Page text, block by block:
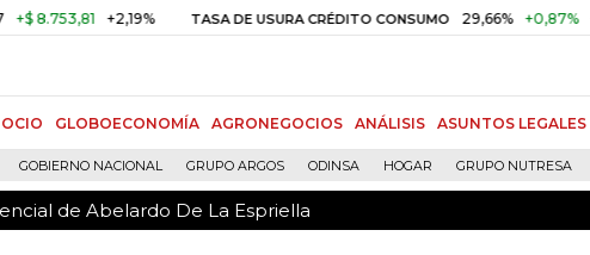
+2,19% TASA DE USURA CRÉDITO CONSUMO 29,66% +0,87% +3,02%
OCIO GLOBOECONOMÍA AGRONEGOCIOS ANÁLISIS ASUNTOS LEGALES
GOBIERNO NACIONAL GRUPO ARGOS ODINSA HOGAR GRUPO NUTRESA
de Abelardo De La Espriella
de Abelardo De La Espriella